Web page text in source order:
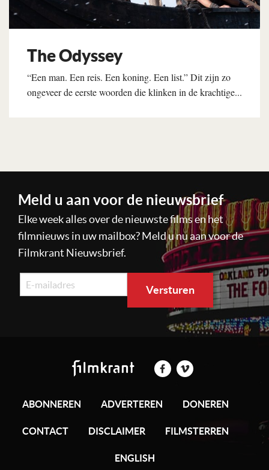
The Odyssey
“Een man. Een reis. Een koning. Een list.” Dit zijn zo
ongeveer de eerste woorden die klinken in de krachtige...
Meld u aan voor de nieuwsbrief
Elke week alles over de nieuwste films en het
filmnieuws in uw mailbox? Meld u nu aan voor de
Filmkrant Nieuwsbrief.
ABONNEREN ADVERTEREN DONEREN
CONTACT DISCLAIMER FILMSTERREN
ENGLISH